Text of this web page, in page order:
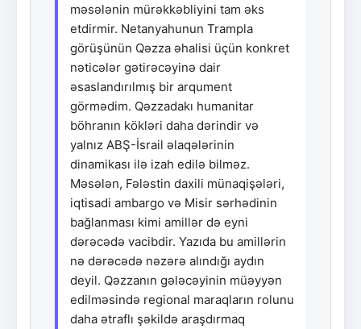
məsələnin mürəkkəbliyini tam əks
etdirmir. Netanyahunun Trampla
görüşünün Qəzza əhalisi üçün konkret
nəticələr gətirəcəyinə dair
əsaslandırılmış bir arqument
görmədim. Qəzzadakı humanitar
böhranın kökləri daha dərindir və
yalnız ABŞ-İsrail əlaqələrinin
dinamikası ilə izah edilə bilməz.
Məsələn, Fələstin daxili münaqişələri,
iqtisadi ambargo və Misir sərhədinin
bağlanması kimi amillər də eyni
dərəcədə vacibdir. Yazıda bu amillərin
nə dərəcədə nəzərə alındığı aydın
deyil. Qəzzanın gələcəyinin müəyyən
edilməsində regional maraqların rolunu
daha ətraflı şəkildə araşdırmaq